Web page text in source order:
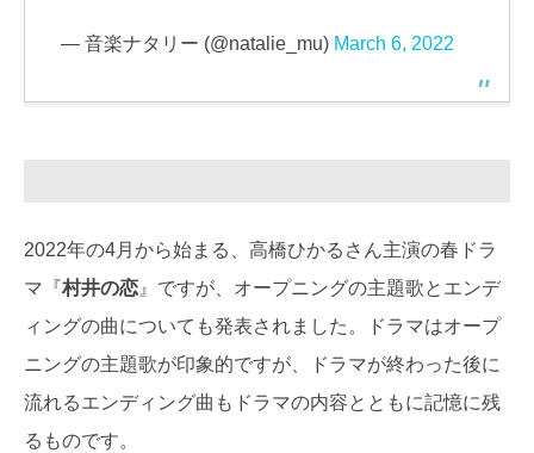
— 音楽ナタリー (@natalie_mu) March 6, 2022
2022年の4月から始まる、高橋ひかるさん主演の春ドラ
マ『村井の恋 』ですが、オープニングの主題歌とエンデ
ィングの曲についても発表されました。ドラマはオープ
ニングの主題歌が印象的ですが、ドラマが終わった後に
流れるエンディング曲もドラマの内容とともに記憶に残
るものです。